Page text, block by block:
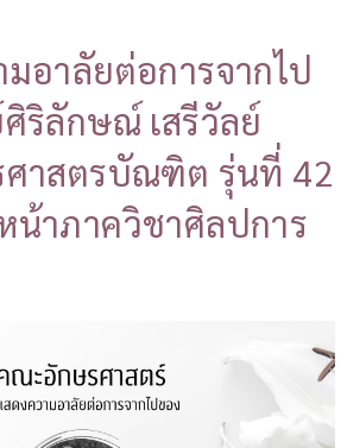
อาลัยต่อการจากไป
ริลักษณ์ เสรีวัลย์
าสตรบัณฑิต รุ่นที่ 42
น้าภาควิชาศิลปการ